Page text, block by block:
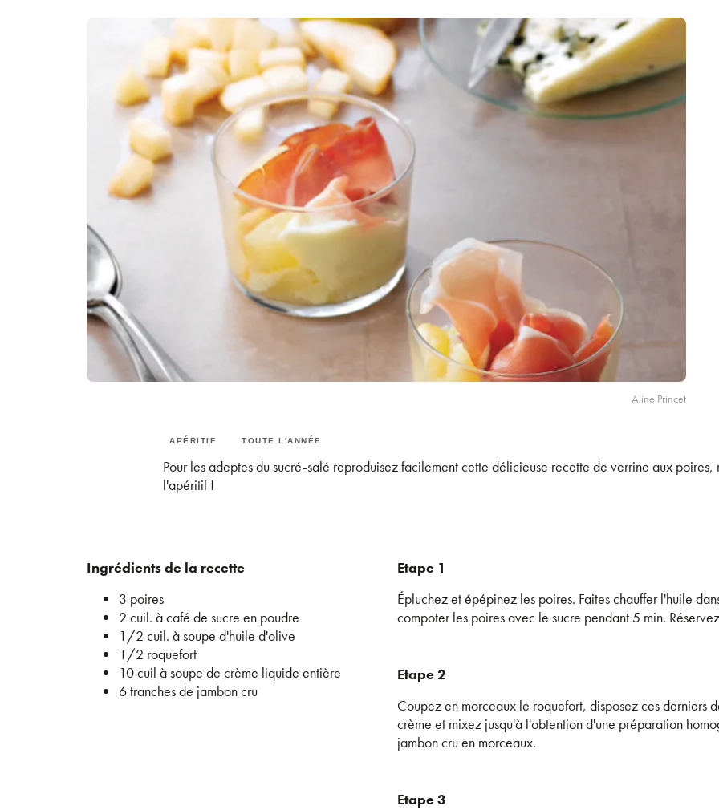
Aline Princet
APÉRITIF TOUTE L'ANNÉE
Pour les adeptes du sucré-salé reproduisez facilement cette délicieuse recette de verrine aux
l'apéritif !
Ingrédients de la recette
3 poires
2 cuil. à café de sucre en poudre
1/2 cuil. à soupe d'huile d'olive
1/2 roquefort
10 cuil à soupe de crème liquide entière
6 tranches de jambon cru
Etape 1
Épluchez et épépinez les poires. Faites chauffer l'huile
compoter les poires avec le sucre pendant 5 min.
Etape 2
Coupez en morceaux le roquefort, disposez ces derniers
crème et mixez jusqu'à l'obtention d'une préparation
jambon cru en morceaux.
Etape 3